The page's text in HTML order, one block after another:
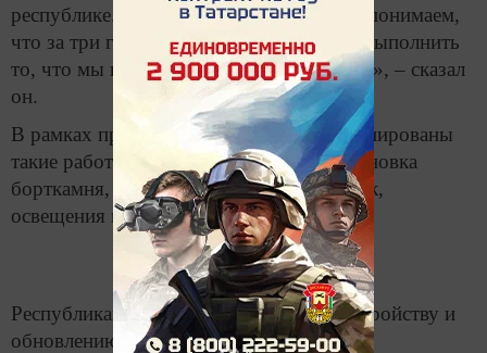
республике. Сопоставив эти цифры, мы понимаем,
что за три года нам практически нужно выполнить
то, что мы выполняли в течение пяти лет», – сказал
он.
В рамках программы «Наш двор» запланированы
такие работы, как асфальтирование, установка
борткамня, тротуаров, детских площадок,
освещения и др.
Республиканская программа по благоустройству и
обновлению дворов «Наш двор» будет